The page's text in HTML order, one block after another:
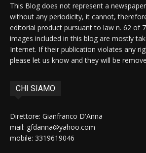
This Blog does not represent a
without any periodicity, it cannot,
editorial product pursuant to law n. 62 of
images included in this blog are mostly
Internet. If their publication violates any
please let us know and they will be
CHI SIAMO
Direttore: Gianfranco D'Anna
mail: gfdanna@yahoo.com
mobile: 3319619046